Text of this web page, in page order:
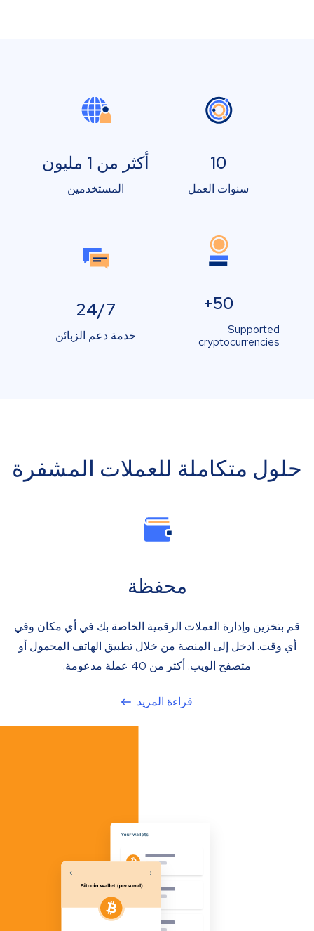
10
سنوات العمل
أكثر من 1 مليون
المستخدمين
50+
Supported
cryptocurrencies
24/7
خدمة دعم الزبائن
حلول متكاملة للعملات المشفرة
محفظة
قم بتخزين وإدارة العملات الرقمية الخاصة بك في أي مكان وفي
أي وقت. ادخل إلى المنصة من خلال تطبيق الهاتف المحمول أو
متصفح الويب. أكثر من 40 عملة مدعومة.
قراءة المزيد